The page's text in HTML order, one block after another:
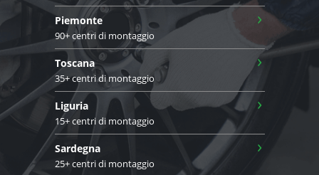
Piemonte
90+ centri di montaggio
›
Toscana
35+ centri di montaggio
›
Liguria
15+ centri di montaggio
›
Sardegna
25+ centri di montaggio
›